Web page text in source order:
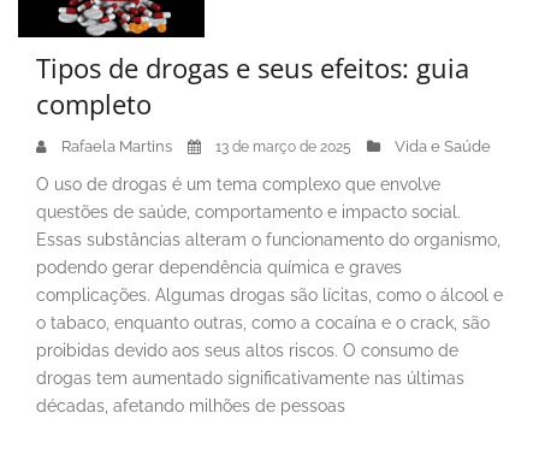
Tipos de drogas e seus efeitos: guia
completo
Rafaela Martins 13 de março de 2025 Vida e Saúde
O uso de drogas é um tema complexo que envolve
questões de saúde, comportamento e impacto social.
Essas substâncias alteram o funcionamento do organismo,
podendo gerar dependência química e graves
complicações. Algumas drogas são lícitas, como o álcool e
o tabaco, enquanto outras, como a cocaína e o crack, são
proibidas devido aos seus altos riscos. O consumo de
drogas tem aumentado significativamente nas últimas
décadas, afetando milhões de pessoas